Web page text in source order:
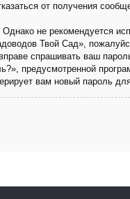
от получения
не рекомендуется
Твой Сад»,
спрашивать ваш
предусмотренной
вам новый пароль